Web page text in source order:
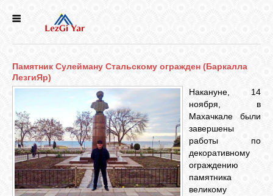
СЕЛА
КУЛЬТУРА
ГОЛОС
Памятник Сулейману Стальскому огражден (Баркалла
ЛезгиЯр)
Накануне, 14
ноября, в
Махачкале были
завершены
работы по
декоративному
ограждению
памятника
великому